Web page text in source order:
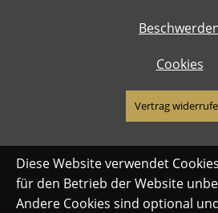
Cookies
Vertrag
Diese Website verwendet
für den Betrieb der Website
Andere Cookies sind optional